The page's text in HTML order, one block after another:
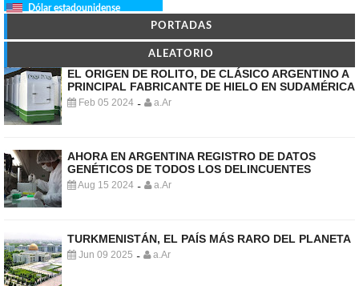
Dólar estadounidense
PORTADAS
ALEATORIO
EL ORIGEN DE ROLITO, DE CLÁSICO ARGENTINO A
PRINCIPAL FABRICANTE DE HIELO EN SUDAMÉRICA
Feb 05 2024 - a.Ar
AHORA EN ARGENTINA REGISTRO DE DATOS
GENÉTICOS DE TODOS LOS DELINCUENTES
Aug 15 2024 - a.Ar
TURKMENISTÁN, EL PAÍS MÁS RARO DEL PLANETA
Jun 09 2025 - a.Ar